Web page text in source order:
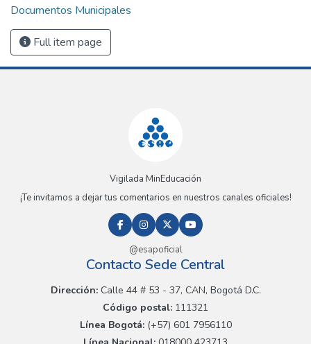
Documentos Municipales
Full item page
Vigilada MinEducación
¡Te invitamos a dejar tus comentarios en nuestros canales oficiales!
@esapoficial
Contacto Sede Central
Dirección:Calle 44 # 53 - 37, CAN, Bogotá D.C.
Código postal: 111321
Línea Bogotá:(+57) 601 7956110